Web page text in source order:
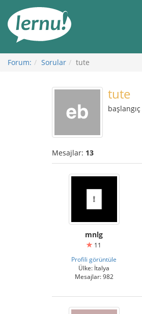
Görüntüleme
Forum: Sorular tute
tute
başlangıç
Mesajlar: 13
mnlg
11
Profili görüntüle
Ülke: İtalya
Mesajlar: 982